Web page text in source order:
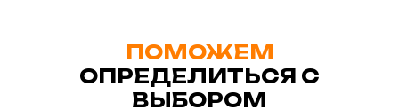
ПОМОЖЕМ
ОПРЕДЕЛИТЬСЯ С
ВЫБОРОМ